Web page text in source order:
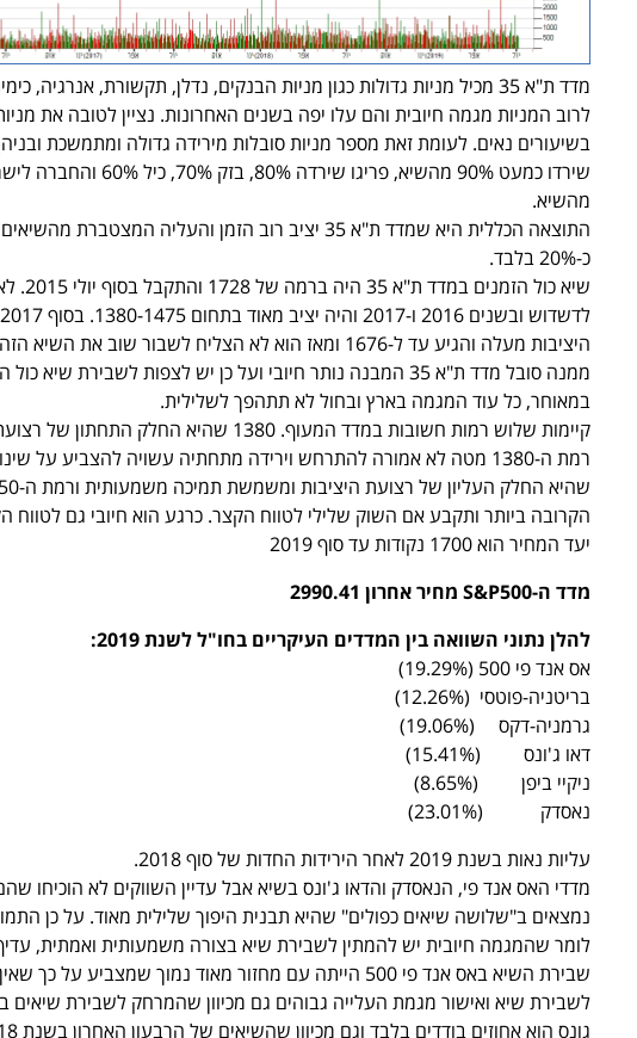
מדד ת"א 35 מכיל מניות גדולות כגון מניות הבנקים, נדלן, תקשורת, אנרגיה, כימיה ותרופות ועוד.
לרוב המניות מגמה חיובית והם עלו יפה בשנים האחרונות. נציין לטובה את
בשיעורים נאים. לעומת זאת מספר מניות סובלות מירידה גדולה ומתמשכת
מהשיא.
כ-20% בלבד.
היציבות מעלה והגיע עד ל-1676 ומאז הוא לא הצליח לשבור
ממנה סובל מדד ת"א 35 המבנה נותר חיובי ועל כן יש לצפות לשבירת
במאוחר, כל עוד המגמה בארץ ובחול לא תתהפך לשלילית.
קיימות שלוש רמות חשובות במדד המעוף. 1380 שהיא
הקרובה ביותר ותקבע אם השוק שלילי לטווח הקצר. כרגע הוא חיובי גם לטווח
יעד המחיר הוא 1700 נקודות עד סוף 2019
מדד ה-S&P500
מחיר אחרון 2990.41
להלן נתוני השוואה בין המדדים העיקריים בחו"ל לשנת 2019
:
אס אנד פי 500 (19.29%)
בריטניה-פוטסי (12.26%)
גרמניה-דקס (19.06%)
דאו ג'ונס (15.41%)
ניקיי ביפן (8.65%)
נאסדק (23.01%)
עליות נאות בשנת 2019 לאחר הירידות החדות של סוף 2018.
מדדי האס אנד פי, הנאסדק והדאו ג'ונס בשיא אבל עדיין השווקים לא הוכיחו שהם
נמצאים ב"שלושה שיאים כפולים" שהיא תבנית היפוך שלילית מאוד. על כן
לומר שהמגמה חיובית יש להמתין לשבירת שיא בצורה משמעותית ואמתית,
שבירת השיא באס אנד פי 500 הייתה עם מחזור מאוד נמוך שמצביע
לשבירת שיא ואישור מגמת העלייה גבוהים גם מכיוון שהמרחק לשבירת שיאים